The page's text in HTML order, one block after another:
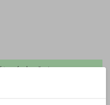
termín doručenia: